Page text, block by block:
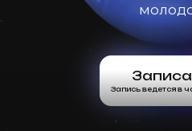
Запись ведется в